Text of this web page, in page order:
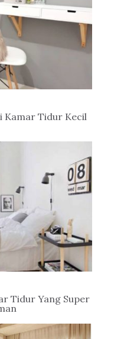
Kamar Tidur Kecil
Tidur Yang Super